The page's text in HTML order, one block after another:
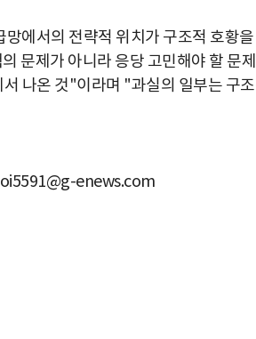
망에서의 전략적 위치가 구조적 호황을
문제가 아니라 응당 고민해야 할 문제
나온 것"이라며 "과실의 일부는 구
enews.com